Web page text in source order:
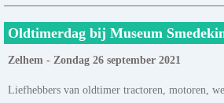
Oldtimerdag bij Museum
Zelhem - Zondag 26 september 2021
Liefhebbers van oldtimer tractoren, motoren,